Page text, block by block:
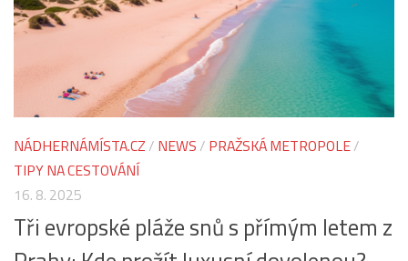
NÁDHERNÁMÍSTA.CZ / NEWS / PRAŽSKÁ METROPOLE/
TIPY NA CESTOVÁNÍ
16. 8. 2025
Tři evropské pláže snů s přímým letem z